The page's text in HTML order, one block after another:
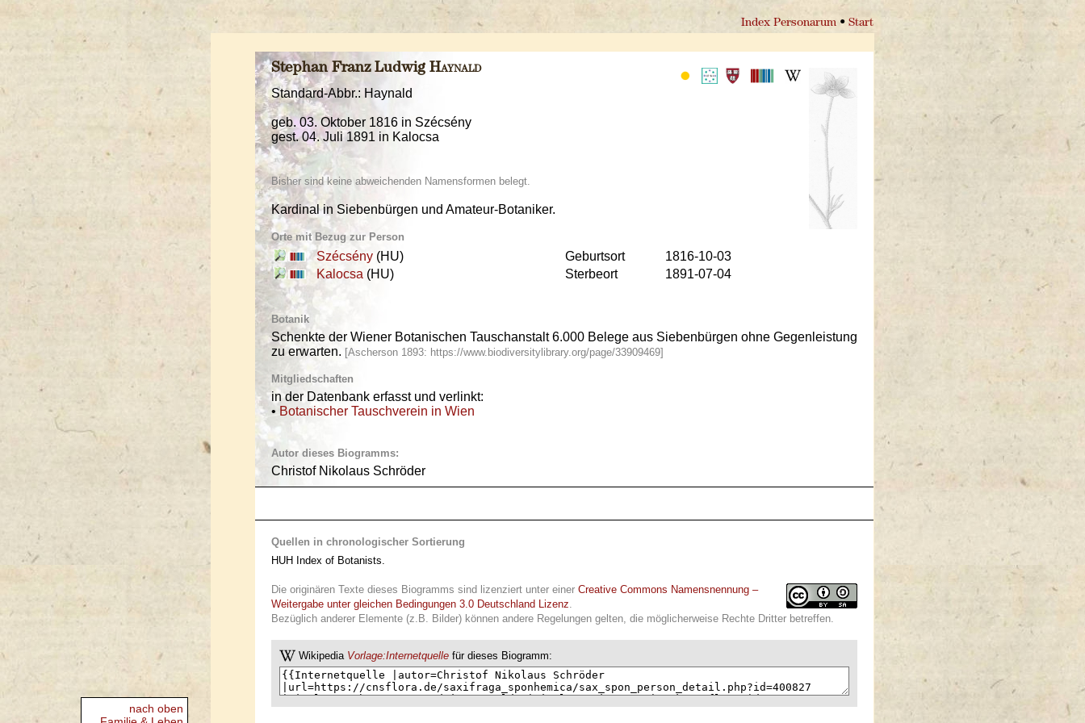
Index Personarum • Start
nach oben
Stephan Franz Ludwig Haynald
Standard-Abbr.: Haynald
geb. 03. Oktober 1816 in Szécsény
gest. 04. Juli 1891 in Kalocsa
Bisher sind keine abweichenden Namensformen belegt.
Kardinal in Siebenbürgen und Amateur-Botaniker.
Orte mit Bezug zur Person
Szécsény (HU) Geburtsort
1816-10-03
Kalocsa (HU) Sterbeort 1891-07-04
Botanik
Schenkte der Wiener Botanischen Tauschanstalt 6.000 Belege aus Siebenbürgen ohne Gegenleistung
zu erwarten. [Ascherson 1893: https://www.biodiversitylibrary.org/page/33909469]
Mitgliedschaften
in der Datenbank erfasst und verlinkt:
• Botanischer Tauschverein in Wien
Autor dieses Biogramms:
Christof Nikolaus Schröder
Quellen in chronologischer Sortierung
HUH Index of Botanists.
Die originären Texte dieses Biogramms sind lizenziert unter einer Creative Commons Namensnennung –
Weitergabe unter gleichen Bedingungen 3.0 Deutschland Lizenz.
Bezüglich anderer Elemente (z.B. Bilder) können andere Regelungen gelten, die möglicherweise Rechte Dritter betreffen.
Wikipedia Vorlage:Internetquelle für dieses Biogramm: